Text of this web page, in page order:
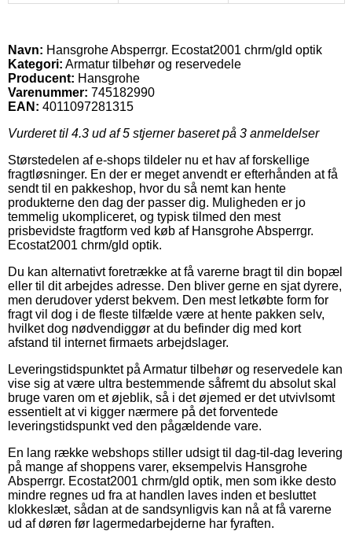
Navn: Hansgrohe Absperrgr. Ecostat2001 chrm/gld optik
Kategori: Armatur tilbehør og reservedele
Producent: Hansgrohe
Varenummer: 745182990
EAN: 4011097281315
Vurderet til 4.3 ud af 5 stjerner baseret på 3 anmeldelser
Størstedelen af e-shops tildeler nu et hav af forskellige
fragtløsninger. En der er meget anvendt er efterhånden at få
sendt til en pakkeshop, hvor du så nemt kan hente
produkterne den dag der passer dig. Muligheden er jo
temmelig ukompliceret, og typisk tilmed den mest
prisbevidste fragtform ved køb af Hansgrohe Absperrgr.
Ecostat2001 chrm/gld optik.
Du kan alternativt foretrække at få varerne bragt til din bopæl
eller til dit arbejdes adresse. Den bliver gerne en sjat dyrere,
men derudover yderst bekvem. Den mest letkøbte form for
fragt vil dog i de fleste tilfælde være at hente pakken selv,
hvilket dog nødvendiggør at du befinder dig med kort
afstand til internet firmaets arbejdslager.
Leveringstidspunktet på Armatur tilbehør og reservedele kan
vise sig at være ultra bestemmende såfremt du absolut skal
bruge varen om et øjeblik, så i det øjemed er det utvivlsomt
essentielt at vi kigger nærmere på det forventede
leveringstidspunkt ved den pågældende vare.
En lang række webshops stiller udsigt til dag-til-dag levering
på mange af shoppens varer, eksempelvis Hansgrohe
Absperrgr. Ecostat2001 chrm/gld optik, men som ikke desto
mindre regnes ud fra at handlen laves inden et besluttet
klokkeslæt, sådan at de sandsynligvis kan nå at få varerne
ud af døren før lagermedarbejderne har fyraften.